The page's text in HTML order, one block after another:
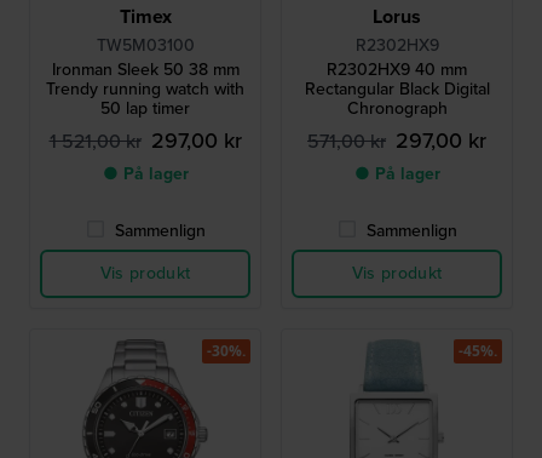
Timex
TW5M03100
Ironman Sleek 50 38 mm
Trendy running watch with
50 lap timer
1 521,00 kr 297,00 kr
● På lager
Sammenlign
Vis produkt
Lorus
R2302HX9
R2302HX9 40 mm
Rectangular Black Digital
Chronograph
571,00 kr 297,00 kr
● På lager
Sammenlign
Vis produkt
-30%. -45%.